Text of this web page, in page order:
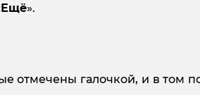
Ещё».
отмечены галочкой, и в том